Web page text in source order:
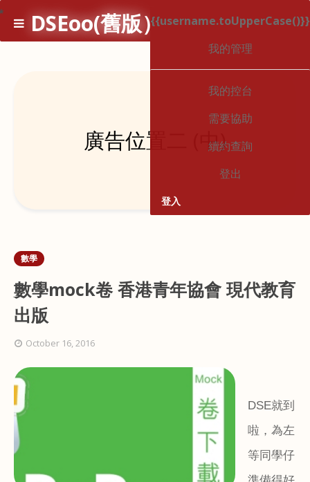
DSEoo(舊版）{{username.toUpperCase()}}
我的管理
我的控台
需要協助
續約查詢
登出
登入
1
廣告位置二 (中)
數學
數學mock卷 香港青年協會 現代教育
出版
October 16, 2016
DSE就到
啦，為左
等同學仔